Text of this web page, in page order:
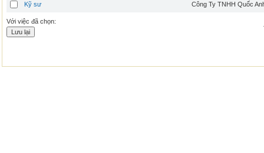
Kỹ sư Công Ty TNHH Quốc
Với việc đã chọn: